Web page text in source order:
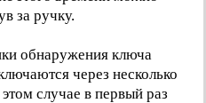
за ручку.
обнаружения ключа
через несколько
случае в первый раз